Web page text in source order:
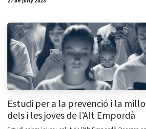
Estudi per a la prevenció i la
dels i les joves de l’Alt Empordà